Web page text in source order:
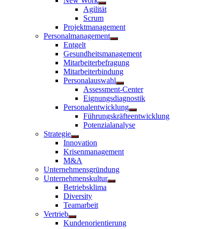
Untermenü
anzeigen
Agilität
Scrum
Projektmanagement
Personalmanagement
Untermenü
Entgelt
Gesundheitsmanagement
Mitarbeiterbefragung
Mitarbeiterbindung
Personalauswahl
Untermenü
anzeigen
Assessment-Center
Eignungsdiagnostik
Personalentwicklung
Untermenü
anzeigen
Führungskräfteentwicklung
Potenzialanalyse
Strategie
Untermenü
anzeigen
Innovation
Krisenmanagement
M&A
Unternehmensgründung
Unternehmenskultur
Untermenü
Betriebsklima
Diversity
Teamarbeit
Vertrieb
Untermenü
anzeigen
Kundenorientierung